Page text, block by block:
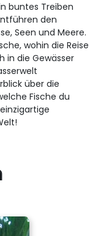
buntes Treiben
den
Seen und Meere.
wohin die Reise
in die Gewässer
über die
Fische du